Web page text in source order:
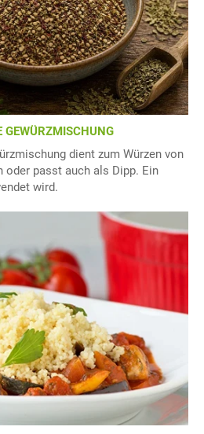
GEWÜRZMISCHUNG
dient zum Würzen von
oder passt auch als Dipp. Ein
wird.